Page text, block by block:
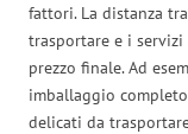
fattori. La distanza
trasportare e i
prezzo finale. Ad
imballaggio
delicati da